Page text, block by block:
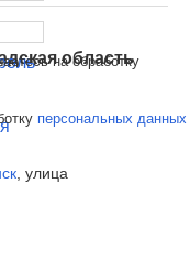
область
улица
персональных данных
на обработку